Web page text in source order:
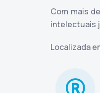
Com mais
intelectuais
Localizada